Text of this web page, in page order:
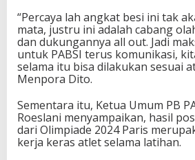
“Percaya lah angkat besi ini tak
mata, justru ini adalah cabang
dan dukungannya all out. Jadi
untuk PABSI terus komunikasi,
selama itu bisa dilakukan sesuai
Menpora Dito.
Sementara itu, Ketua Umum PB
Roeslani menyampaikan, hasil
dari Olimpiade 2024 Paris
kerja keras atlet selama latihan.